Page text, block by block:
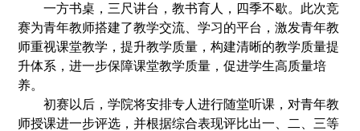
一方书桌，三尺讲台，教书育人，四季不歇。此次竞
赛为青年教师搭建了教学交流、学习的平台，激发青年教
师重视课堂教学，提升教学质量，构建清晰的教学质量提
升体系，进一步保障课堂教学质量，促进学生高质量培
养。
初赛以后，学院将安排专人进行随堂听课，对青年教
师授课进一步评选，并根据综合表现评比出一、二、三等